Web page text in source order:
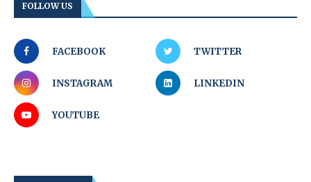
FOLLOW US
FACEBOOK TWITTER
INSTAGRAM LINKEDIN
YOUTUBE